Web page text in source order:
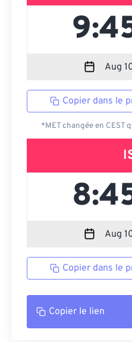
Copier dans le
*MET changée en CEST
Copier dans le
Copier le lien